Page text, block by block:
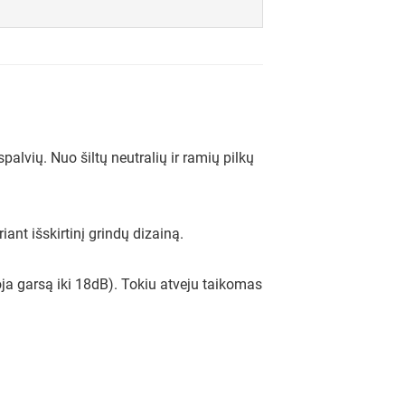
Nuo šiltų neutralių ir ramių pilkų
išskirtinį grindų dizainą.
garsą iki 18dB). Tokiu atveju taikomas